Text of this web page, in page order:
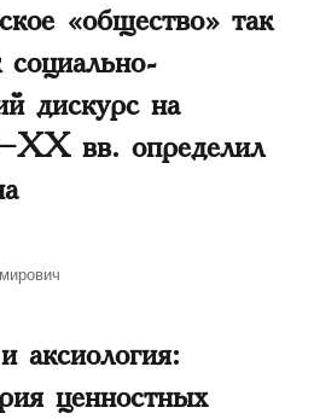
«общество» так
социально-
дискурс на
вв. определил
аксиология:
ценностных